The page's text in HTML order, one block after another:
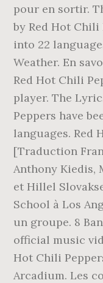
pour en sortir.
by Red Hot Chili
into 22
Weather. En
Red Hot Chili
player. The
Peppers have
languages. Red
[Traduction
Anthony Kiedis,
et Hillel
School à Los
un groupe. 8
official music
Hot Chili
Arcadium. Les